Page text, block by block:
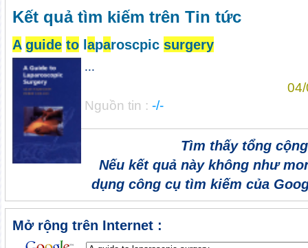
Kết quả tìm kiếm trên Tin tức
A guide tolaparoscpic surgery
...
Nguồn tin : -/-
Tìm thấy tổng
Nếu kết quả này không như
dụng công cụ tìm kiếm của
Mở rộng trên Internet :